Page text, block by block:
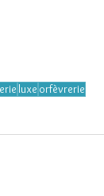
luxe orfèvrerie